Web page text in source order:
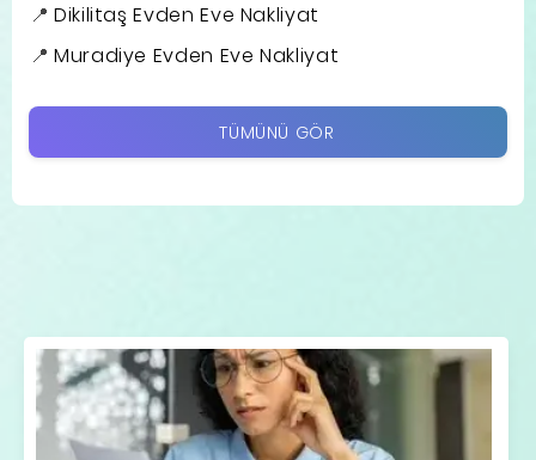
Dikilitaş Evden Eve Nakliyat
Muradiye Evden Eve Nakliyat
TÜMÜNÜ GÖR